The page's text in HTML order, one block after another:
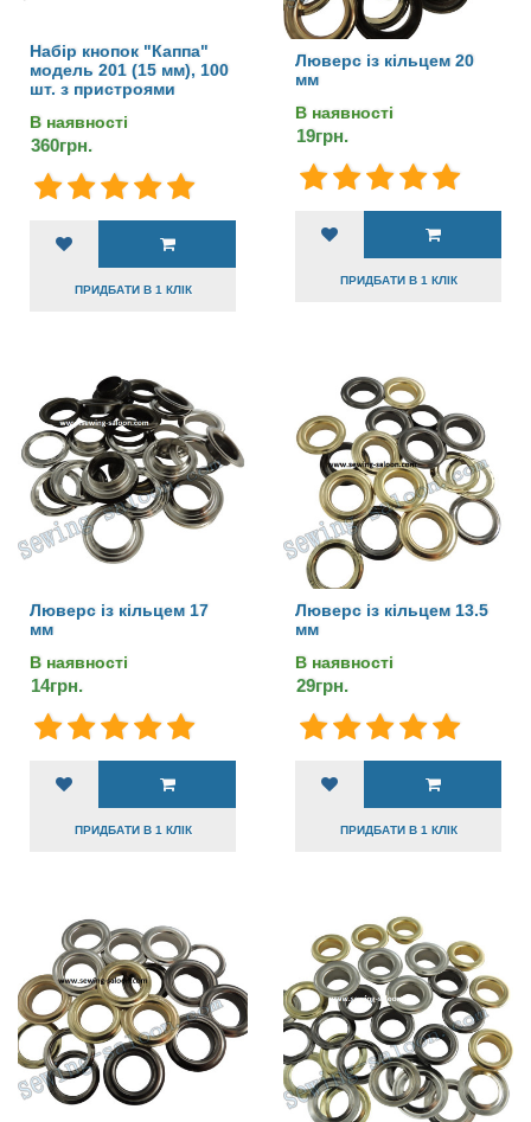
Набір кнопок "Каппа"
модель 201 (15 мм), 100
шт. з пристроями
В наявності
360грн.
ПРИДБАТИ В 1 КЛІК
Люверс із кільцем 20
мм
В наявності
19грн.
ПРИДБАТИ В 1 КЛІК
Люверс із кільцем 17
мм
В наявності
14грн.
ПРИДБАТИ В 1 КЛІК
Люверс із кільцем 13.5
мм
В наявності
29грн.
ПРИДБАТИ В 1 КЛІК